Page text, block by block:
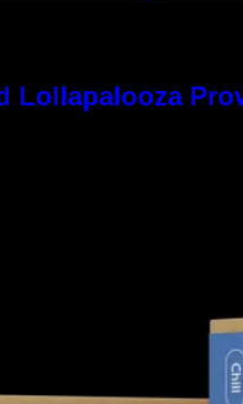
Lollapalooza